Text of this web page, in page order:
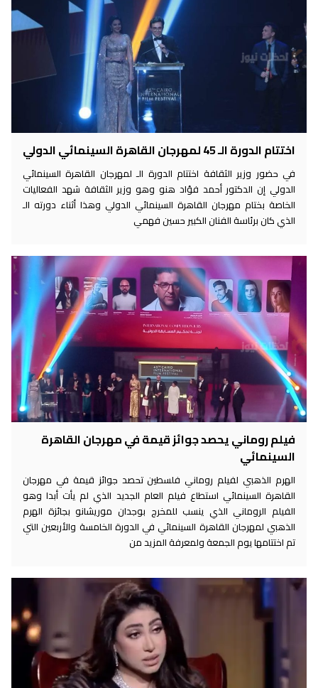
اختتام الدورة الـ 45 لمهرجان القاهرة السينمائي الدولي
في حضور وزير الثقافة اختتام الدورة الـ لمهرجان القاهرة السينمائي
الدولي إن الدكتور أحمد فؤاد هنو وهو وزير الثقافة شهد الفعاليات
الخاصة بختام مهرجان القاهرة السينمائي الدولي وهذا أثناء دورته الـ
الذي كان برئاسة الفنان الكبير حسين فهمي
فيلم روماني يحصد جوائز قيمة في مهرجان القاهرة
السينمائي
الهرم الذهبي لفيلم روماني فلسطين تحصد جوائز قيمة في مهرجان
القاهرة السينمائي استطاع فيلم العام الجديد الذي لم يأت أبدا وهو
الفيلم الروماني الذي ينسب للمخرج بوجدان موريشانو بجائزة الهرم
الذهبي لمهرجان القاهرة السينمائي في الدورة الخامسة والأربعين التي
تم اختتامها يوم الجمعة ولمعرفة المزيد من